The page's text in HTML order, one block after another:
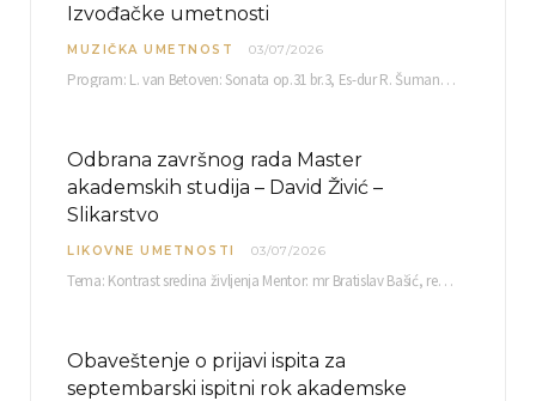
Izvođačke umetnosti
MUZIČKA UMETNOST 03/07/2026
Program: L. van Betoven: Sonata op.31 br.3, Es-dur R. Šuman: Bečki karneval op.26 K. Debisi:…
Odbrana završnog rada Master
akademskih studija – David Živić –
Slikarstvo
LIKOVNE UMETNOSTI 03/07/2026
Tema: Kontrast sredina življenja Mentor: mr Bratislav Bašić, redovni profesor Sreda, 08.07.2026. u…
Obaveštenje o prijavi ispita za
septembarski ispitni rok akademske